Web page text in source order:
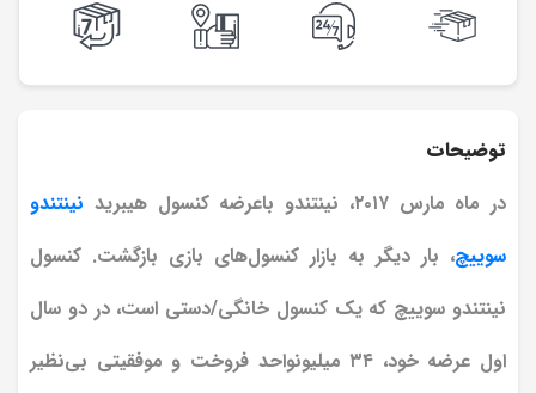
توضیحات
در ماه مارس ۲۰۱۷، نینتندو باعرضه کنسول هیبرید
نینتندو
سوییچ، بار دیگر به بازار کنسول‌های بازی بازگشت. کنسول
نینتندو سوییچ که یک کنسول خانگی/دستی است، در دو سال
اول عرضه خود، ۳۴ میلیونواحد فروخت و موفقیتی بی‌نظیر